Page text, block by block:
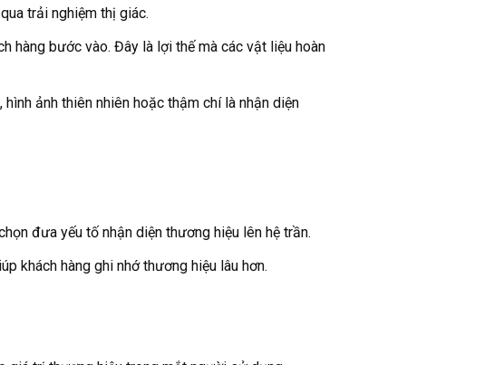
trải nghiệm thị giác.
hàng bước vào. Đây là lợi thế mà các vật liệu hoàn
ảnh thiên nhiên hoặc thậm chí là nhận diện
đưa yếu tố nhận diện thương hiệu lên hệ trần.
khách hàng ghi nhớ thương hiệu lâu hơn.